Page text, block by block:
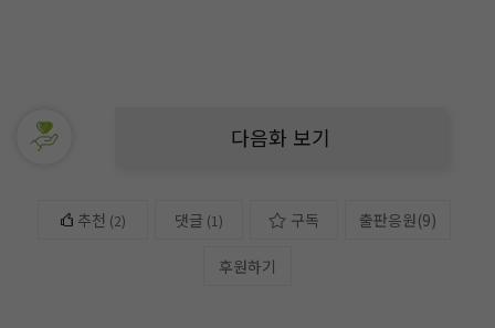
다음화 보기
추천 (2) 댓글 (1) 구독 출판응원(9)
후원하기